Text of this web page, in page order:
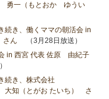
勇一（もとおか ゆうい
続き、働くママの朝活会 in
さん
（3月28日放送）
in 西宮 代表 佐原 由紀子
続き、株式会社
知（とがお たいち） さ